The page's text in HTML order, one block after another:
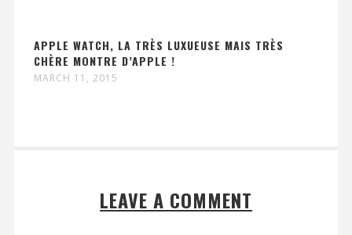
APPLE WATCH, LA TRÈS LUXUEUSE MAIS TRÈS
CHÈRE MONTRE D’APPLE !
MARCH 11, 2015
LEAVE A COMMENT